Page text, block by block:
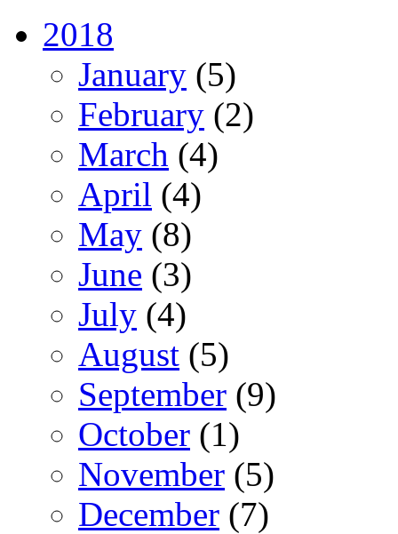
2018
January (5)
February (2)
March (4)
April (4)
May (8)
June (3)
July (4)
August (5)
September (9)
October (1)
November (5)
December (7)